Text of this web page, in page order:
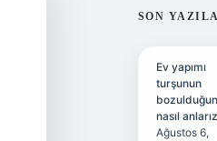
SON
Ev yapımı
turşunun
nasıl
Ağustos 6,